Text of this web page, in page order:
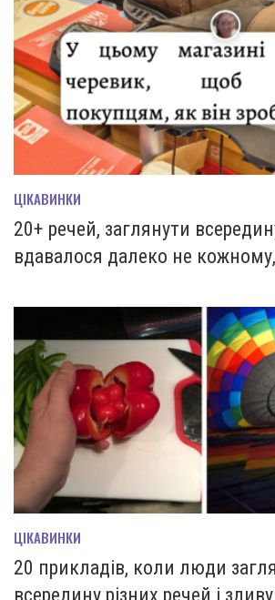
ЦІКАВИНКИ
20+ речей, заглянути
вдавалося далеко не
ЦІКАВИНКИ
20 прикладів, коли люди
всередину різних речей і